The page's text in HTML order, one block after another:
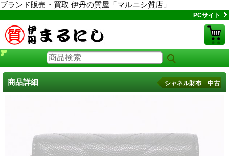
ブランド販売・買取 伊丹の質屋「マルニシ質店」
PCサイト
商品詳細 シャネル財布 中古